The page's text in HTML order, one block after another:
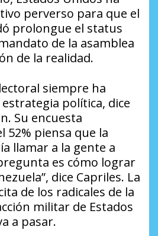
perverso para que el
prolongue el status
de la asamblea
de la realidad.
siempre ha
política, dice
Su encuesta
52% piensa que la
llamar a la gente a
es cómo lograr
dice Capriles. La
de los radicales de la
militar de Estados
a pasar.